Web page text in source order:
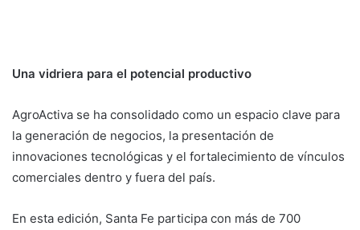
Una vidriera para el potencial productivo
AgroActiva se ha consolidado como un espacio clave para
la generación de negocios, la presentación de
innovaciones tecnológicas y el fortalecimiento de vínculos
comerciales dentro y fuera del país.
En esta edición, Santa Fe participa con más de 700